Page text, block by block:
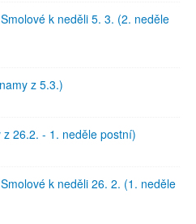
k neděli 5. 3. (2. neděle
z 5.3.)
26.2. - 1. neděle postní)
k neděli 26. 2. (1. neděle